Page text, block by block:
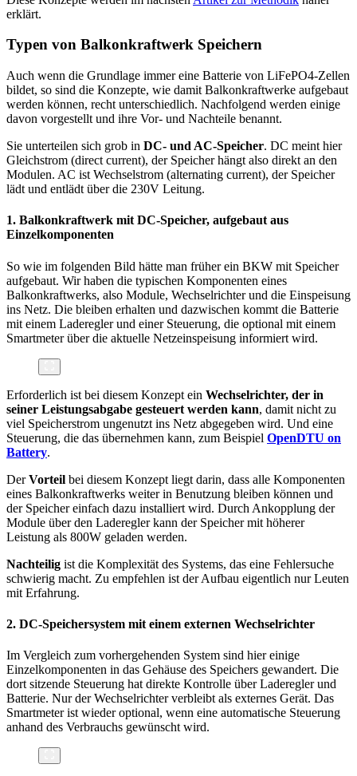
erklärt.
Typen von Balkonkraftwerk Speichern
Auch wenn die Grundlage immer eine Batterie von LiFePO4-Zellen
bildet, so sind die Konzepte, wie damit Balkonkraftwerke aufgebaut
werden können, recht unterschiedlich. Nachfolgend werden einige
davon vorgestellt und ihre Vor- und Nachteile benannt.
Sie unterteilen sich grob in DC- und AC-Speicher. DC meint hier
Gleichstrom (direct current), der Speicher hängt also direkt an den
Modulen. AC ist Wechselstrom (alternating current), der Speicher
lädt und entlädt über die 230V Leitung.
1. Balkonkraftwerk mit DC-Speicher, aufgebaut aus
Einzelkomponenten
So wie im folgenden Bild hätte man früher ein BKW mit Speicher
aufgebaut. Wir haben die typischen Komponenten eines
Balkonkraftwerks, also Module, Wechselrichter und die Einspeisung
ins Netz. Die bleiben erhalten und dazwischen kommt die Batterie
mit einem Laderegler und einer Steuerung, die optional mit einem
Smartmeter über die aktuelle Netzeinspeisung informiert wird.
Erforderlich ist bei diesem Konzept ein Wechselrichter, der in
seiner Leistungsabgabe gesteuert werden kann, damit nicht zu
viel Speicherstrom ungenutzt ins Netz abgegeben wird. Und eine
Steuerung, die das übernehmen kann, zum Beispiel OpenDTU on
Battery.
DerVorteil bei diesem Konzept liegt darin, dass alle Komponenten
eines Balkonkraftwerks weiter in Benutzung bleiben können und
der Speicher einfach dazu installiert wird. Durch Ankopplung der
Module über den Laderegler kann der Speicher mit höherer
Leistung als 800W geladen werden.
Nachteilig ist die Komplexität des Systems, das eine Fehlersuche
schwierig macht. Zu empfehlen ist der Aufbau eigentlich nur Leuten
mit Erfahrung.
2. DC-Speichersystem mit einem externen Wechselrichter
Im Vergleich zum vorhergehenden System sind hier einige
Einzelkomponenten in das Gehäuse des Speichers gewandert. Die
dort sitzende Steuerung hat direkte Kontrolle über Laderegler und
Batterie. Nur der Wechselrichter verbleibt als externes Gerät. Das
Smartmeter ist wieder optional, wenn eine automatische Steuerung
anhand des Verbrauchs gewünscht wird.